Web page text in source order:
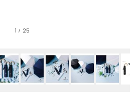
1 / 25